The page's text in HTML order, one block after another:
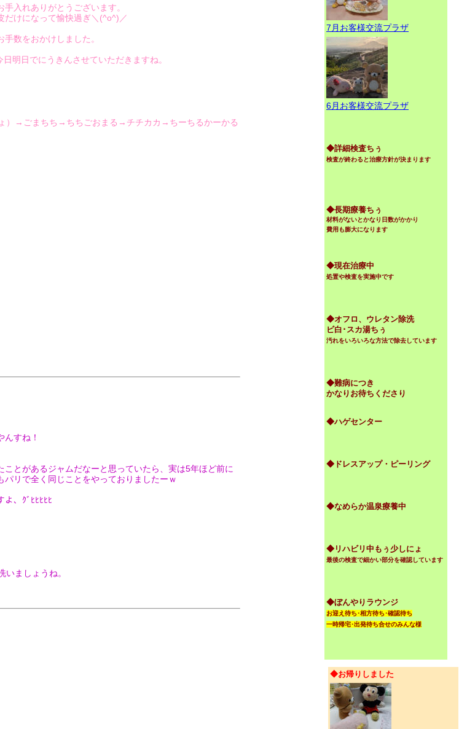
手入れありがとうございます。
だけになって愉快過ぎ＼(^o^)／
手数をおかけしました。
明日でにうきんさせていただきますね。
）→ごまちち→ちちごおまる→チチカカ→ちーちるかーかる
んすね！
ことがあるジャムだなーと思っていたら、実は5年ほど前に
パリで全く同じことをやっておりましたーｗ
よ、ｸﾞﾋﾋﾋﾋﾋ
ましょうね。
7月お客様交流プラザ
6月お客様交流プラザ
◆詳細検査ちぅ
検査が終わると治療方針が決まります
◆長期療養ちぅ
材料がないとかなり日数がかかり
費用も膨大になります
◆現在治療中
処置や検査を実施中です
◆オフロ、ウレタン除洗
ビ白･スカ湯ちぅ
汚れをいろいろな方法で除去しています
◆難病につき
かなりお待ちくださり
◆ハゲセンター
◆ドレスアップ・ピーリング
◆なめらか温泉療養中
◆リハビリ中もぅ少しにょ
最後の検査で細かい部分を確認しています
◆ぼんやりラウンジ
お迎え待ち･相方待ち･確認待ち
一時帰宅･出発待ち合せのみんな様
◆お帰りしました